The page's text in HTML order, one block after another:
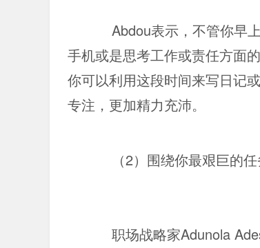
Abdou表示，不管你早
手机或是思考工作或责任方面
你可以利用这段时间来写日记
专注，更加精力充沛。
（2）围绕你最艰巨的
职场战略家Adunola